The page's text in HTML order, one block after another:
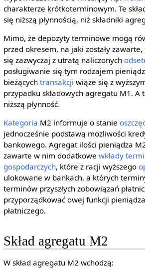
charakterze krótkoterminowym. Te
się niższą płynnością, niż składniki
Mimo, że depozyty terminowe mogą
przed okresem, na jaki zostały
się zazwyczaj z utratą naliczonych
posługiwanie się tym rodzajem
bieżących transakcji wiąże się z
przypadku składowych agregatu M1. A
niższą płynność.
Kategoria M2 informuje o stanie
jednocześnie podstawą możliwości
bankowego. Agregat ilości pieniądza
zawarte w nim dodatkowe wkłady
gospodarczych, które z racji wyższego
ulokowane w bankach, a których
terminów przyszłych zobowiązań
przyporządkować owej funkcji
płatniczego.
Skład agregatu M2
W skład agregatu M2 wchodzą: